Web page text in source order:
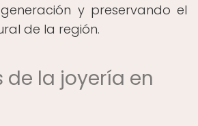
y preservando el
de la región.
de la joyería en